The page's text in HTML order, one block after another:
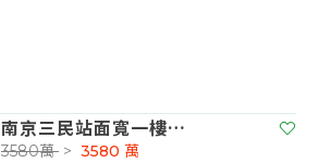
南京三民站面寬一樓店辦住
3580萬 > 3580 萬